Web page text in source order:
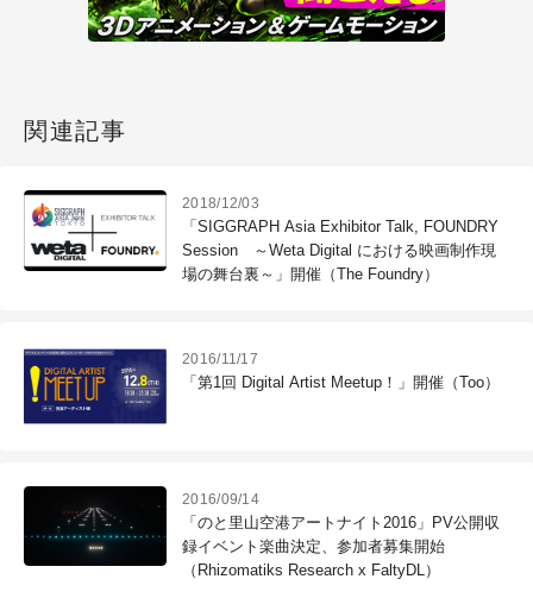
関連記事
2018/12/03
「SIGGRAPH Asia Exhibitor Talk, FOUNDRY
Session ～Weta Digital における映画制作現
場の舞台裏～」開催（The Foundry）
2016/11/17
「第1回 Digital Artist Meetup！」開催（Too）
2016/09/14
「のと里山空港アートナイト2016」PV公開収
録イベント楽曲決定、参加者募集開始
（Rhizomatiks Research x FaltyDL）